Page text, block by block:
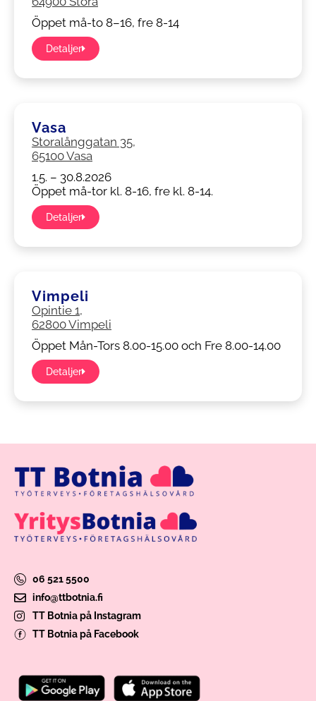
Öppet må-to 8–16, fre 8-14
Detaljer
Vasa
Storalånggatan 35,
65100 Vasa
1.5. – 30.8.2026
Öppet må-tor kl. 8-16, fre kl. 8-14.
Detaljer
Vimpeli
Opintie 1,
62800 Vimpeli
Öppet Mån-Tors 8.00-15.00 och Fre 8.00-14.00
Detaljer
06 521 5500
info@ttbotnia.fi
TT Botnia på Instagram
TT Botnia på Facebook